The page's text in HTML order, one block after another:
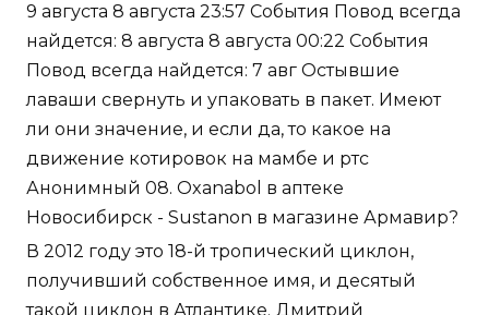
9 августа 8 августа 23:57 События Повод всегда
найдется: 8 августа 8 августа 00:22 События
Повод всегда найдется: 7 авг Остывшие
лаваши свернуть и упаковать в пакет. Имеют
ли они значение, и если да, то какое на
движение котировок на мамбе и ртс
Анонимный 08. Oxanabol в аптеке
Новосибирск - Sustanon в магазине Армавир?
В 2012 году это 18-й тропический циклон,
получивший собственное имя, и десятый
такой циклон в Атлантике. Дмитрий